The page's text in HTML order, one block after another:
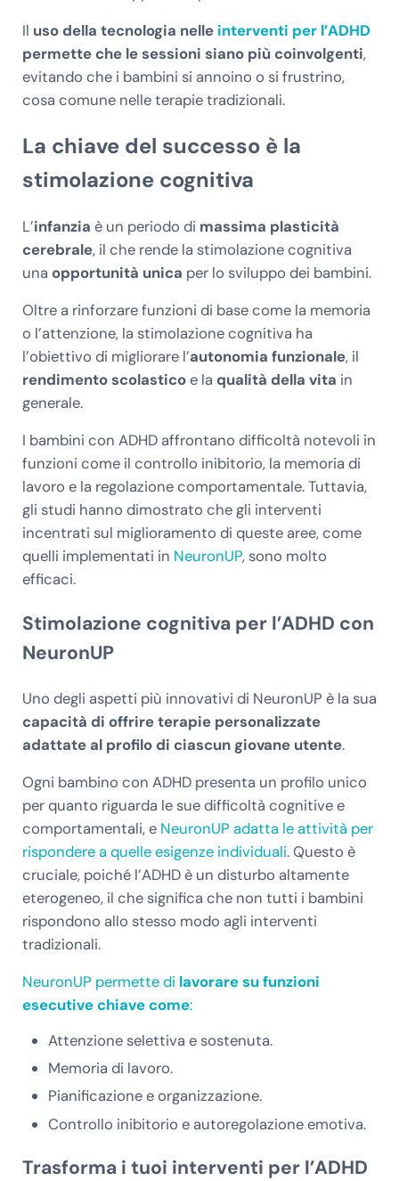
Il uso della tecnologia nelle interventi per l’ADHD
permette che le sessioni siano più coinvolgenti,
evitando che i bambini si annoino o si frustrino,
cosa comune nelle terapie tradizionali.
La chiave del successo è la
stimolazione cognitiva
L’infanzia è un periodo di massima plasticità
cerebrale, il che rende la stimolazione cognitiva
una opportunità unica per lo sviluppo dei bambini.
Oltre a rinforzare funzioni di base come la memoria
o l’attenzione, la stimolazione cognitiva ha
l’obiettivo di migliorare l’autonomia funzionale, il
rendimento scolasticoe la qualità della vita in
generale.
I bambini con ADHD affrontano difficoltà notevoli in
funzioni come il controllo inibitorio, la memoria di
lavoro e la regolazione comportamentale. Tuttavia,
gli studi hanno dimostrato che gli interventi
incentrati sul miglioramento di queste aree, come
quelli implementati in NeuronUP, sono molto
efficaci.
Stimolazione cognitiva per l’ADHD con
NeuronUP
Uno degli aspetti più innovativi di NeuronUP è la sua
capacità di offrire terapie personalizzate
adattate al profilo di ciascun giovane utente.
Ogni bambino con ADHD presenta un profilo unico
per quanto riguarda le sue difficoltà cognitive e
comportamentali, e NeuronUP adatta le attività per
rispondere a quelle esigenze individuali. Questo è
cruciale, poiché l’ADHD è un disturbo altamente
eterogeneo, il che significa che non tutti i bambini
rispondono allo stesso modo agli interventi
tradizionali.
NeuronUP permette di lavorare su funzioni
esecutive chiave come:
Attenzione selettiva e sostenuta.
Memoria di lavoro.
Pianificazione e organizzazione.
Controllo inibitorio e autoregolazione emotiva.
Trasforma i tuoi interventi per l’ADHD